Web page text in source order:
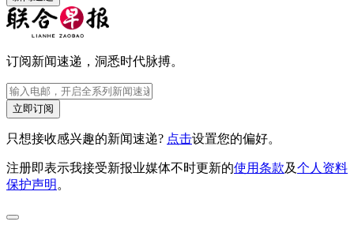
订阅新闻速递，洞悉时代脉搏。
立即订阅
只想接收感兴趣的新闻速递? 点击设置您的偏好。
注册即表示我接受新报业媒体不时更新的使用条款及个人资料
保护声明 。